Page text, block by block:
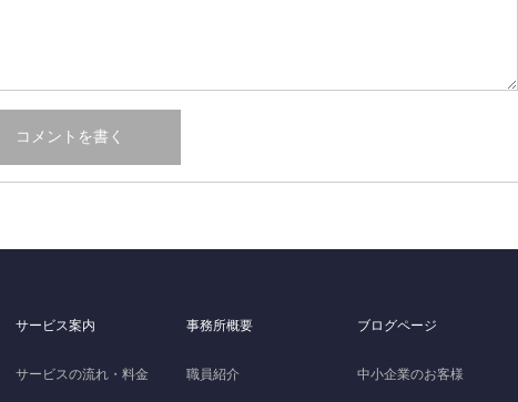
サービス案内
サービスの流れ・料金
事務所概要
職員紹介
ブログページ
中小企業のお客様